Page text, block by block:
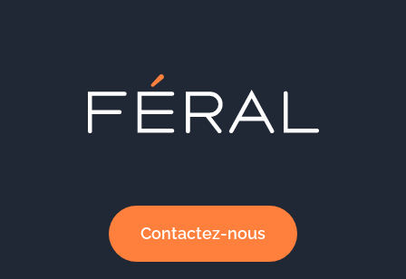
Contactez-nous